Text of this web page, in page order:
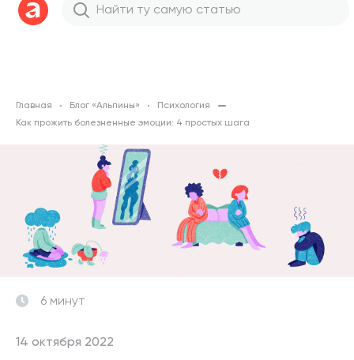
Главная Блог «Альпины»
Психология
Как прожить болезненные эмоции: 4 простых шага
14 октября 2022
6 минут